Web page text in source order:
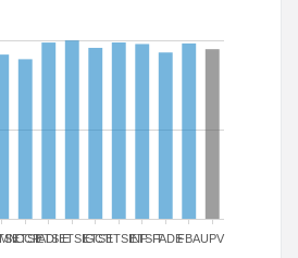
ETSIADI
ETSIEETSIGCT
ETSIIETSINFETSITFADEFBAUPV